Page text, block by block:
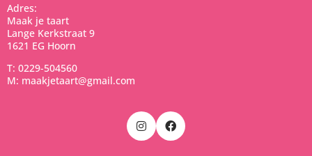
Adres:
Maak je taart
Lange Kerkstraat 9
1621 EG Hoorn
T: 0229-504560
M: maakjetaart@gmail.com